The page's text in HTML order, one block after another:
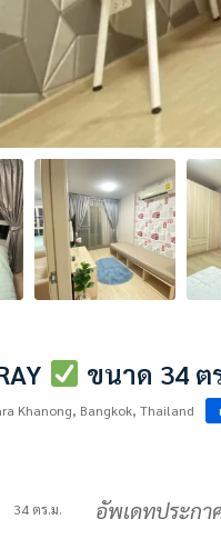
ขนาด 34 ต
Khanong, Bangkok, Thailand
34 ตร.ม. อัพเดทประก